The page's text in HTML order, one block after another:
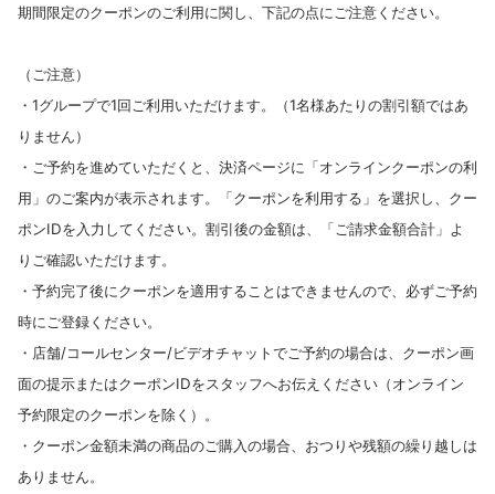
期間限定のクーポンのご利用に関し、下記の点にご注意ください。
（ご注意）
・1グループで1回ご利用いただけます。（1名様あたりの割引額ではあ
りません）
・ご予約を進めていただくと、決済ページに「オンラインクーポンの利
用」のご案内が表示されます。「クーポンを利用する」を選択し、クー
ポンIDを入力してください。割引後の金額は、「ご請求金額合計」よ
りご確認いただけます。
・予約完了後にクーポンを適用することはできませんので、必ずご予約
時にご登録ください。
・店舗/コールセンター/ビデオチャットでご予約の場合は、クーポン画
面の提示またはクーポンIDをスタッフへお伝えください（オンライン
予約限定のクーポンを除く）。
・クーポン金額未満の商品のご購入の場合、おつりや残額の繰り越しは
ありません。